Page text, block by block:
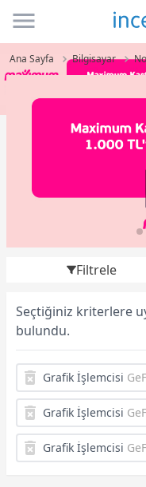
Ana Sayfa Bilgisayar
Filtrele
Seçtiğiniz kriterlere
bulundu.
Grafik İşlemcisi
Grafik İşlemcisi
Grafik İşlemcisi